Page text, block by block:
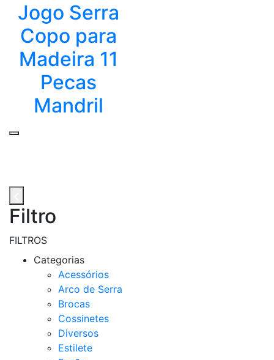
Jogo Serra
Copo para
Madeira 11
Pecas
Mandril
Filtro
FILTROS
Categorias
Acessórios
Arco de Serra
Brocas
Cossinetes
Diversos
Estilete